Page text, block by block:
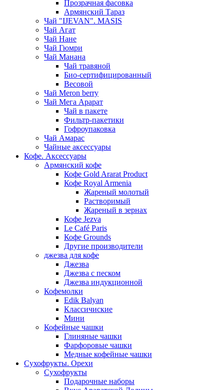
Прозрачная фасовка
Армянский Тараз
Чай "IJEVAN". MASIS
Чай Агат
Чай Нане
Чай Гюмри
Чай Манана
Чай травяной
Био-сертифицированный
Весовой
Чай Meron berry
Чай Мега Арарат
Чай в пакете
Фильтр-пакетики
Гофроупаковка
Чай Амарас
Чайные аксессуары
Кофе. Аксессуары
Армянский кофе
Кофе Gold Ararat Product
Кофе Royal Armenia
Жареный молотый
Растворимый
Жареный в зернах
Кофе Jezva
Le Café Paris
Кофе Grounds
Другие производители
джезва для кофе
Джезва
Джезва с песком
Джезва индукционной
Кофемолки
Edik Balyan
Классичиские
Мини
Кофейные чашки
Глиняные чашки
Фарфоровые чашки
Медные кофейные чашки
Сухофрукты. Орехи
Сухофрукты
Подарочные наборы